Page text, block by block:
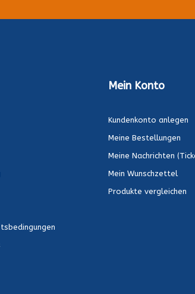
Mein Konto
Kundenkonto anlegen
Meine Bestellungen
Meine Nachrichten
Mein Wunschzettel
Produkte vergleichen